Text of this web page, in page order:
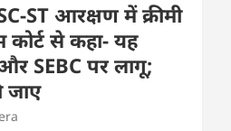
ST आरक्षण में क्रीमी
कोर्ट से कहा- यह
SEBC पर लागू;
जाए